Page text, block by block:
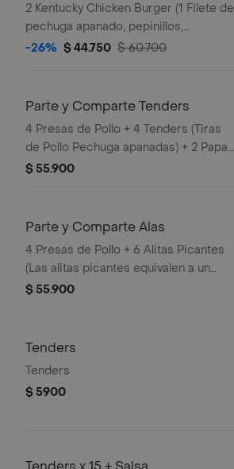
2 Kentucky Chicken Burger (1 Filete de
pechuga apanado, pepinillos,
mayonesa premium y mantequilla) + 2
-26% $ 44.750 $ 60.700
Parte y Comparte Tenders
4 Presas de Pollo + 4 Tenders (Tiras
de Pollo Pechuga apanadas) + 2 Papas
Pequeñas + 1 Balde de Salsa 100g + 2
$ 55.900
Parte y Comparte Alas
4 Presas de Pollo + 6 Alitas Picantes
(Las alitas picantes equivalen a un
trozo de ala) + 2 Papas Pequeñas + 2
$ 55.900
Tenders
Tenders
$ 5900